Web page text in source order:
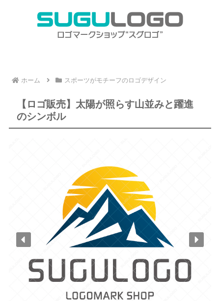
ホーム スポーツがモチーフのロゴデザイン
【ロゴ販売】太陽が照らす山並みと躍進
のシンボル